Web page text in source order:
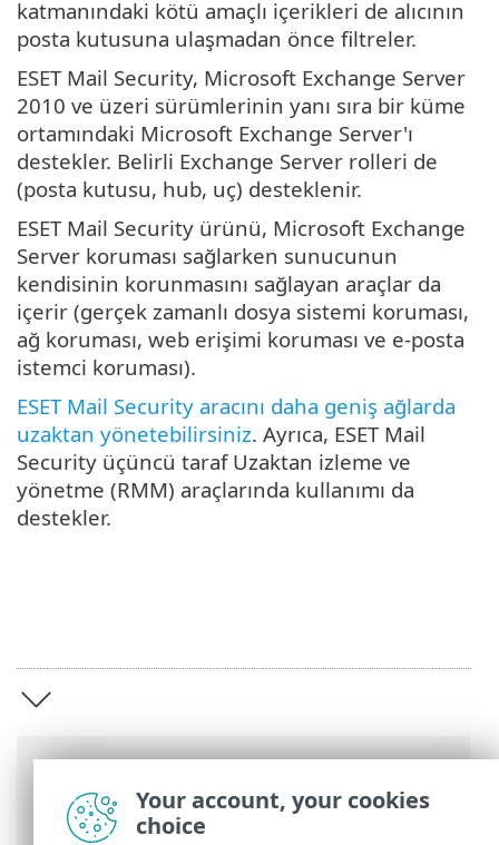
ESET Online Yardım ESET Mail Security
katmanındaki kötü amaçlı içerikleri de alıcının
posta kutusuna ulaşmadan önce filtreler.
ESET Mail Security, Microsoft Exchange Server
2010 ve üzeri sürümlerinin yanı sıra bir küme
ortamındaki Microsoft Exchange Server'ı
destekler. Belirli Exchange Server rolleri de
(posta kutusu, hub, uç) desteklenir.
ESET Mail Security ürünü, Microsoft Exchange
Server koruması sağlarken sunucunun
kendisinin korunmasını sağlayan araçlar da
içerir (gerçek zamanlı dosya sistemi koruması,
ağ koruması, web erişimi koruması ve e-posta
istemci koruması).
ESET Mail Security aracını daha geniş ağlarda
uzaktan yönetebilirsiniz. Ayrıca, ESET Mail
Security üçüncü taraf Uzaktan izleme ve
yönetme (RMM) araçlarında kullanımı da
destekler.
Your account, your cookies
choice